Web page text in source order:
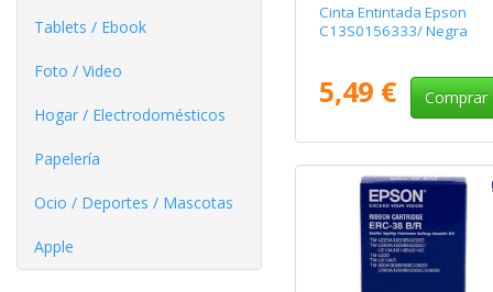
Tablets / Ebook
Foto / Video
Hogar / Electrodomésticos
Papelería
Ocio / Deportes / Mascotas
Apple
Cinta Entintada Epson
C13S0156333/ Negra
5,49 € Comprar